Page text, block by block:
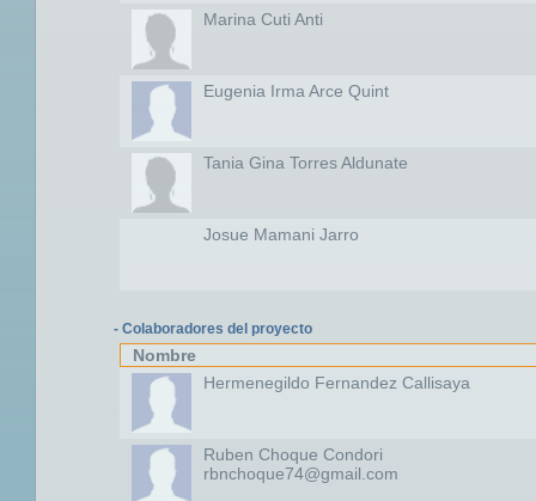
Marina Cuti Anti
Eugenia Irma Arce Quint
Tania Gina Torres Aldunate
Josue Mamani Jarro
- Colaboradores del proyecto
Nombre
Hermenegildo Fernandez Callisaya
Ruben Choque Condori
rbnchoque74@gmail.com